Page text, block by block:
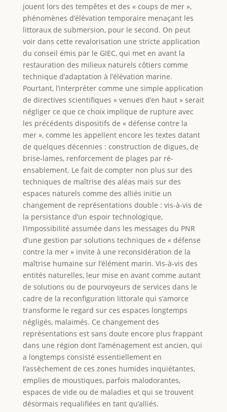
jouent lors des tempêtes et des « coups de mer »,
phénomènes d’élévation temporaire menaçant les
littoraux de submersion, pour le second. On peut
voir dans cette revalorisation une stricte application
du conseil émis par le GIEC, qui met en avant la
restauration des milieux naturels côtiers comme
technique d’adaptation à l’élévation marine.
Pourtant, l’interpréter comme une simple application
de directives scientifiques « venues d’en haut » serait
négliger ce que ce choix implique de rupture avec
les précédents dispositifs de « défense contre la
mer », comme les appellent encore les textes datant
de quelques décennies : construction de digues, de
brise-lames, renforcement de plages par ré-
ensablement. Le fait de compter non plus sur des
techniques de maîtrise des aléas mais sur des
espaces naturels comme des alliés initie un
changement de représentations double : vis-à-vis de
la persistance d’un espoir technologique,
l’impossibilité assumée dans les messages du PNR
d’une gestion par solutions techniques de « défense
contre la mer » invite à une reconsidération de la
maîtrise humaine sur l’élément marin. Vis-à-vis des
entités naturelles, leur mise en avant comme autant
de solutions ou de pourvoyeurs de services dans le
cadre de la reconfiguration littorale qui s’amorce
transforme le regard sur ces espaces longtemps
négligés, malaimés. Ce changement des
représentations est sans doute encore plus frappant
dans une région dont l’aménagement est ancien, qui
a longtemps consisté essentiellement en
l’assèchement de ces zones humides inquiétantes,
emplies de moustiques, parfois malodorantes,
espaces de vide ou de maladies et qui se trouvent
désormais requalifiées en tant qu’alliés.